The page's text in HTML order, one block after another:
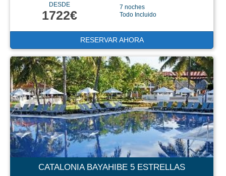
DESDE
1722€
7 noches
Todo Incluido
RESERVAR AHORA
CATALONIA BAYAHIBE 5 ESTRELLAS